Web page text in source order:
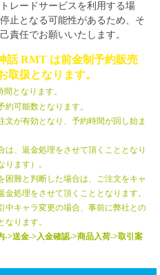
レードサービスを利用する場
止となる可能性があるため、そ
責任でお願いいたします。
話 RMT は前金制予約販売
取扱となります。
間となります。
可能数となります。
が有効となり、予約時間が回し始ま
、返金処理をさせて頂くこととなり
ます）。
難と判断した場合は、ご注文をキャ
処理をさせて頂くこととなります。
キャラ変更の場合、事前に弊社との
ります。
->送金->入金確認->商品入荷->取引案